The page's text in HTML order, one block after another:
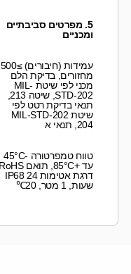
5. מפרטים סביבתיים
ומכניים
עמידות (חיבורים) ≥500
מחזורים, בדיקת הלם
מכני לפי שיטת MIL-
תנאי בדיקת רטט לפי
שיטת MIL-STD-202
204, תנאי א
טווח טמפרטורה -45°C
דרגת אטימות IP68 24
שעות, 1 מטר, 20℃